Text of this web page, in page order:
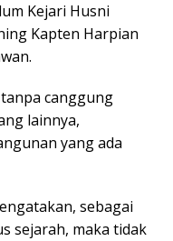
Kejari Husni
Kapten Harpian
canggung
lainnya,
yang ada
sebagai
sejarah, maka tidak